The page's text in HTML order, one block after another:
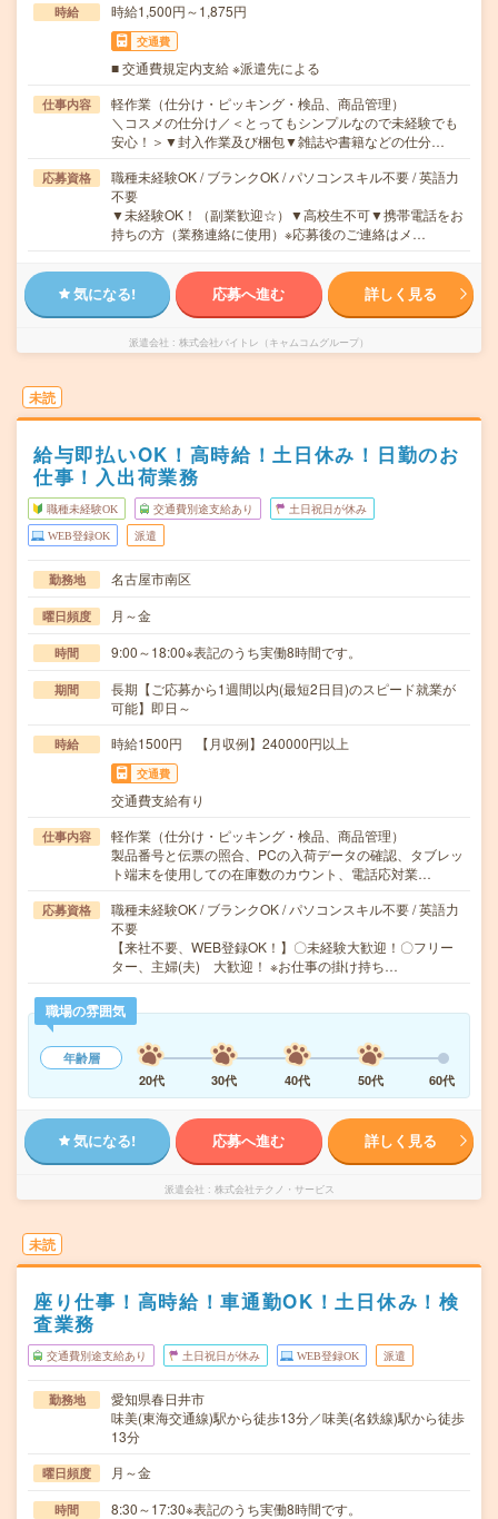
時給 時給1,500円～1,875円
交通費
■ 交通費規定内支給 ※派遣先による
仕事内容
軽作業（仕分け・ピッキング・検品、商品管理）
＼コスメの仕分け／＜とってもシンプルなので未経験でも
安心！＞▼封入作業及び梱包▼雑誌や書籍などの仕分…
応募資格
職種未経験OK / ブランクOK / パソコンスキル不要 / 英語力
不要
▼未経験OK！（副業歓迎☆）▼高校生不可▼携帯電話をお
持ちの方（業務連絡に使用）※応募後のご連絡はメ…
気になる! 応募へ進む 詳しく見る
派遣会社 株式会社バイトレ（キャムコムグループ）
未読
給与即払いOK！高時給！土日休み！日勤のお
仕事！入出荷業務
職種未経験OK 交通費別途支給あり 土日祝日が休み
WEB登録OK 派遣
勤務地 名古屋市南区
曜日頻度 月～金
時間 9:00～18:00※表記のうち実働8時間です。
期間
長期【ご応募から1週間以内(最短2日目)のスピード就業が
可能】即日～
時給 時給1500円 【月収例】240000円以上
交通費
交通費支給有り
仕事内容
軽作業（仕分け・ピッキング・検品、商品管理）
製品番号と伝票の照合、PCの入荷データの確認、タブレッ
ト端末を使用しての在庫数のカウント、電話応対業…
応募資格
職種未経験OK / ブランクOK / パソコンスキル不要 / 英語力
不要
【来社不要、WEB登録OK！】〇未経験大歓迎！〇フリー
ター、主婦(夫) 大歓迎！ ※お仕事の掛け持ち…
職場の雰囲気
年齢層
20代
30代 40代 50代 60代
気になる! 応募へ進む 詳しく見る
派遣会社 株式会社テクノ・サービス
未読
座り仕事！高時給！車通勤OK！土日休み！検
査業務
交通費別途支給あり 土日祝日が休み WEB登録OK 派遣
勤務地
愛知県春日井市
味美(東海交通線)駅から徒歩13分／味美(名鉄線)駅から徒歩
13分
曜日頻度 月～金
時間 8:30～17:30※表記のうち実働8時間です。